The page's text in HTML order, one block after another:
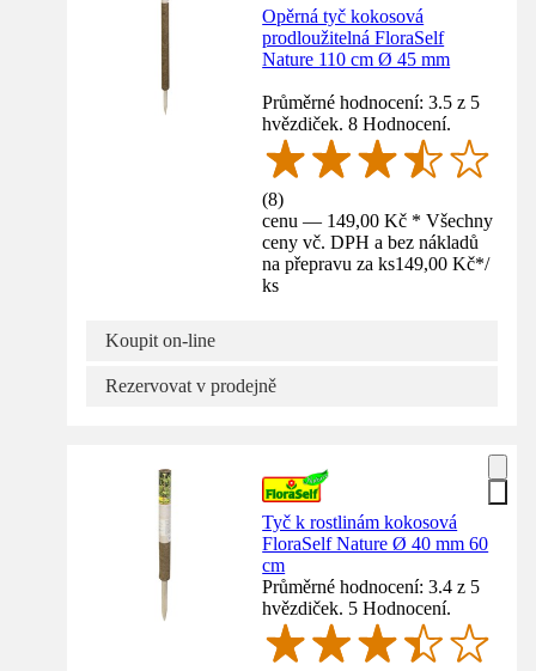
Opěrná tyč kokosová
prodloužitelná FloraSelf
Nature 110 cm Ø 45 mm
Průměrné hodnocení: 3.5 z 5
hvězdiček. 8 Hodnocení.
(8)
cenu — 149,00 Kč * Všechny
ceny vč. DPH a bez nákladů
na přepravu za ks149,00 Kč*/
ks
Koupit on-line
Rezervovat v prodejně
Tyč k rostlinám kokosová
FloraSelf Nature Ø 40 mm 60
cm
Průměrné hodnocení: 3.4 z 5
hvězdiček. 5 Hodnocení.